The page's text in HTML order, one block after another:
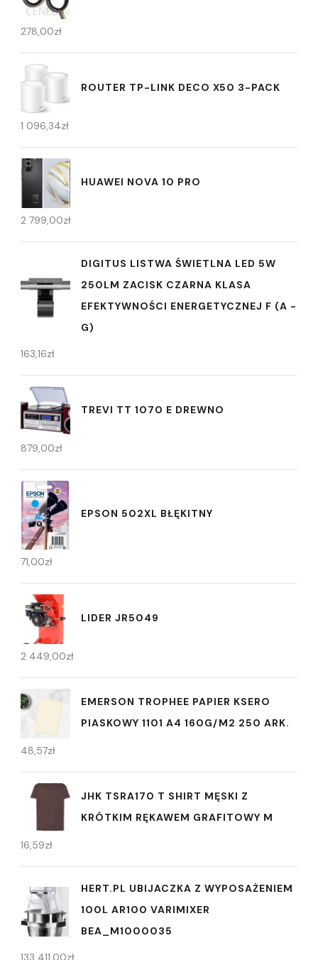
278,00zł
ROUTER TP-LINK DECO X50 3-PACK
1 096,34zł
HUAWEI NOVA 10 PRO
2 799,00zł
DIGITUS LISTWA ŚWIETLNA LED 5W
250LM ZACISK CZARNA KLASA
EFEKTYWNOŚCI ENERGETYCZNEJ F (A -
G)
163,16zł
TREVI TT 1070 E DREWNO
879,00zł
EPSON 502XL BŁĘKITNY
71,00zł
LIDER JR5049
2 449,00zł
EMERSON TROPHEE PAPIER KSERO
PIASKOWY 1101 A4 160G/M2 250 ARK.
48,57zł
JHK TSRA170 T SHIRT MĘSKI Z
KRÓTKIM RĘKAWEM GRAFITOWY M
16,59zł
HERT.PL UBIJACZKA Z WYPOSAŻENIEM
100L AR100 VARIMIXER
BEA_M1000035
133 411,00zł